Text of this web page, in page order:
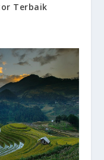
Terbaik